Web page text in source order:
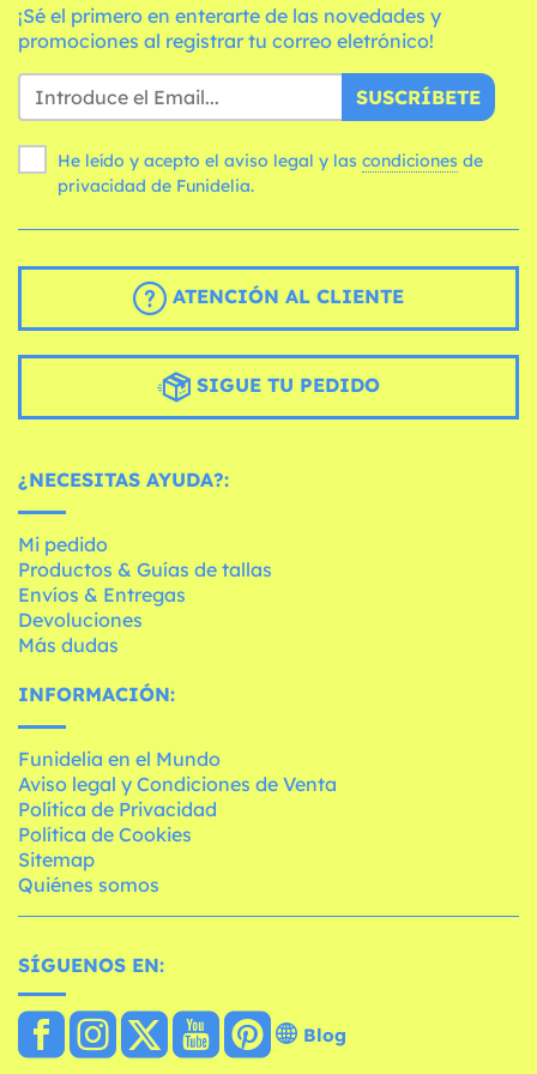
¡Sé el primero en enterarte de las novedades y
promociones al registrar tu correo eletrónico!
SUSCRÍBETE
He leído y acepto el aviso legal y las condiciones
privacidad de Funidelia.
ATENCIÓN AL CLIENTE
SIGUE TU PEDIDO
¿NECESITAS AYUDA?:
Mi pedido
Productos & Guías de tallas
Envíos & Entregas
Devoluciones
Más dudas
INFORMACIÓN:
Funidelia en el Mundo
Aviso legal y Condiciones de Venta
Política de Privacidad
Política de Cookies
Sitemap
Quiénes somos
SÍGUENOS EN:
Blog